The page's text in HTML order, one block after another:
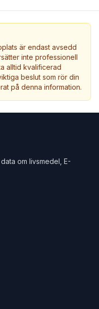
är endast avsedd
inte professionell
alltid kvalificerad
beslut som rör din
på denna information.
om livsmedel, E-